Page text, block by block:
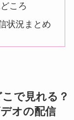
ころ
状況まとめ
で見れる？
オの配信